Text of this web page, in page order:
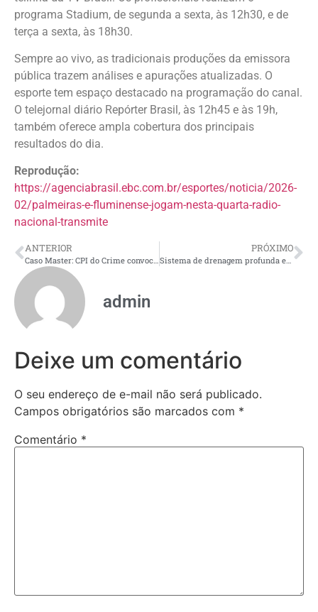
programa Stadium, de segunda a sexta, às 12h30, e de
terça a sexta, às 18h30.
Sempre ao vivo, as tradicionais produções da emissora
pública trazem análises e apurações atualizadas. O
esporte tem espaço destacado na programação do canal.
O telejornal diário Repórter Brasil, às 12h45 e às 19h,
também oferece ampla cobertura dos principais
resultados do dia.
Reprodução:
https://agenciabrasil.ebc.com.br/esportes/noticia/2026-
02/palmeiras-e-fluminense-jogam-nesta-quarta-radio-
nacional-transmite
ANTERIOR PRÓXIMO
Sistema de drenagem profunda em via do bairro Japiim é restabelecida com serviços de infraestrutura da prefeitura
admin
Deixe um comentário
O seu endereço de e-mail não será publicado.
Campos obrigatórios são marcados com *
Comentário *